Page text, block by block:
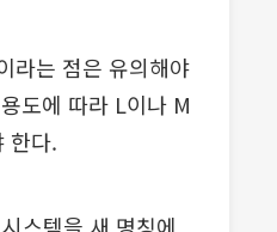
라는 점은 유의해야
도에 따라 L이나 M
한다.